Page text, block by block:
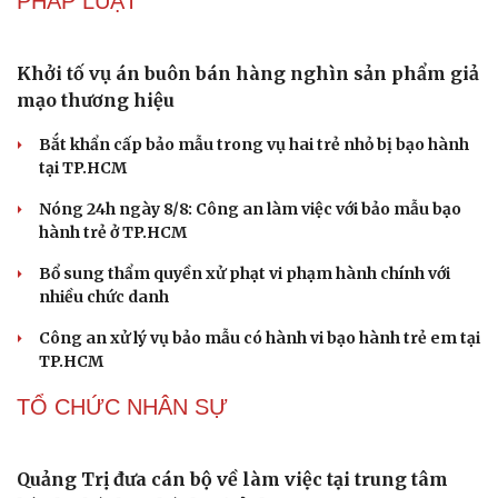
khách kỷ lục
thế tự nhiên
Vì sao các hãng từ bỏ pin tháo rời trên điện thoại?
Microsoft tăng tốc đầu tư hạ tầng AI tại Ấn Độ
Trung Quốc đưa vào hoạt động cơ sở điện toán AI lớn
nhất thế giới
Meta bị buộc bồi thường 567 triệu USD vì gây hại cho trẻ
em
ChatGPT miễn phí được “cởi trói”, OpenAI thêm loạt
PHÁP LUẬT